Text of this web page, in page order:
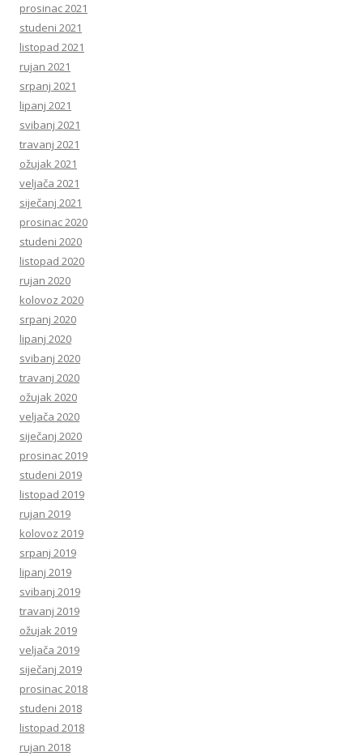
prosinac 2021
studeni 2021
listopad 2021
rujan 2021
srpanj 2021
lipanj 2021
svibanj 2021
travanj 2021
ožujak 2021
veljača 2021
siječanj 2021
prosinac 2020
studeni 2020
listopad 2020
rujan 2020
kolovoz 2020
srpanj 2020
lipanj 2020
svibanj 2020
travanj 2020
ožujak 2020
veljača 2020
siječanj 2020
prosinac 2019
studeni 2019
listopad 2019
rujan 2019
kolovoz 2019
srpanj 2019
lipanj 2019
svibanj 2019
travanj 2019
ožujak 2019
veljača 2019
siječanj 2019
prosinac 2018
studeni 2018
listopad 2018
rujan 2018